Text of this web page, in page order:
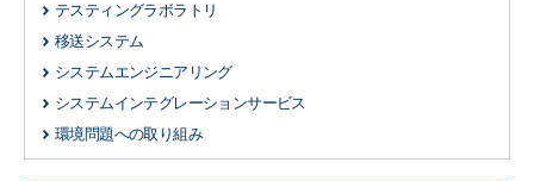
テスティングラボラトリ
移送システム
システムエンジニアリング
システムインテグレーションサービス
環境問題への取り組み